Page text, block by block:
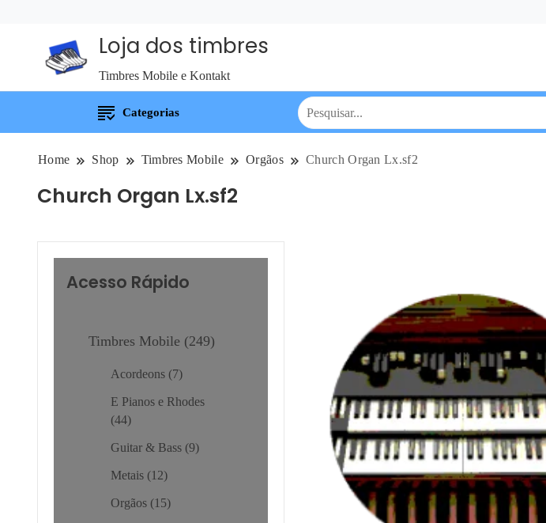
Loja dos timbres
Timbres Mobile e Kontakt
Categorias
Home Shop Timbres Mobile Orgãos Church Organ Lx.sf2
Church Organ Lx.sf2
Acesso Rápido
Timbres Mobile 249
Acordeons 7
E Pianos e Rhodes
44
Guitar & Bass 9
Metais 12
Orgãos 15